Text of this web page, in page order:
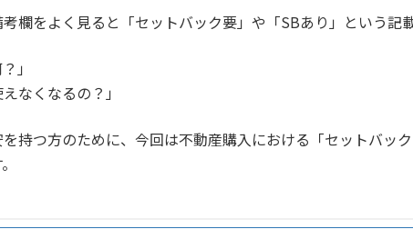
欄をよく見ると「セットバック要」や「SBあり」という記
」
なくなるの？」
持つ方のために、今回は不動産購入における「セットバ